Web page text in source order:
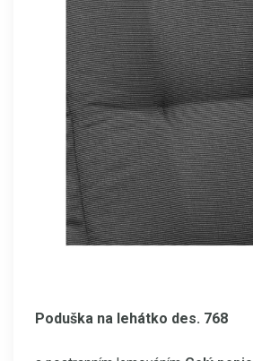
Poduška na lehátko des. 768